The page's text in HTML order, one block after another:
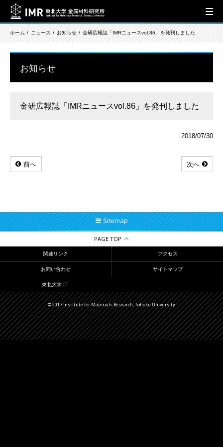
ホーム ニュース お知らせ 金研広報誌「IMRニュースvol.86」を発刊しました
お知らせ
金研広報誌「IMRニュースvol.86」を発刊しました
2018/07/30
前へ 次へ
Sitemap
PAGE TOP
関連リンク アクセス
お問い合わせ サイトマップ
東北大学
© 2017 Institute for Materials Research, Tohoku University